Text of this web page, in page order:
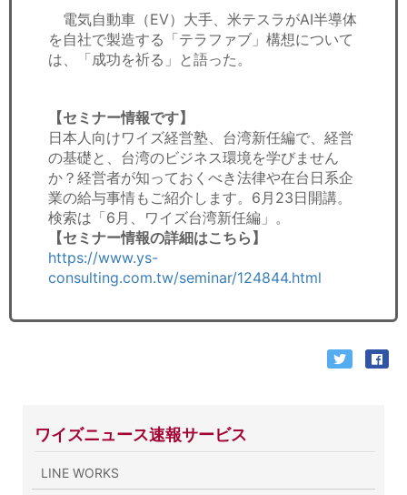
電気自動車（EV）大手、米テスラがAI半導体
を自社で製造する「テラファブ」構想について
は、「成功を祈る」と語った。
【セミナー情報です】
日本人向けワイズ経営塾、台湾新任編で、経営
の基礎と、台湾のビジネス環境を学びません
か？経営者が知っておくべき法律や在台日系企
業の給与事情もご紹介します。6月23日開講。
検索は「6月、ワイズ台湾新任編」。
【セミナー情報の詳細はこちら】
https://www.ys-
consulting.com.tw/seminar/124844.html
ワイズニュース速報サービス
LINE WORKS